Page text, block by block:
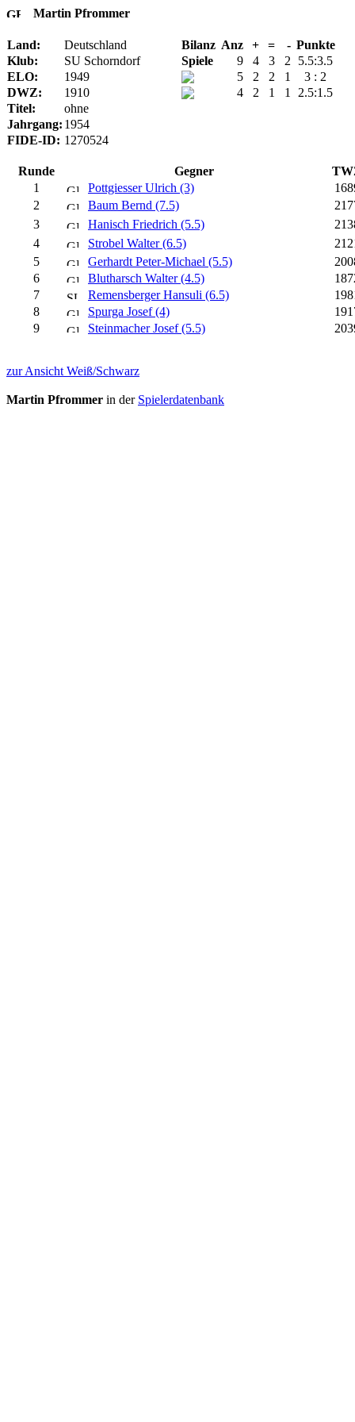
Martin Pfrommer
Land: Deutschland Bilanz Anz + = - Punkte
Klub:
SU Schorndorf Spiele 9 4 3 2
5.5:3.5
ELO:
1949 5 2 2 1
3 : 2
DWZ:
1910 4 2 1 1
2.5:1.5
Titel:
ohne
Jahrgang: 1954
FIDE-ID: 1270524
Runde Gegner
1
Pottgiesser Ulrich (3)
2
Baum Bernd (7.5)
3
Hanisch Friedrich (5.5)
4
Strobel Walter (6.5)
5
Gerhardt Peter-Michael (5.5)
6
Blutharsch Walter (4.5)
7
Remensberger Hansuli (6.5)
8
Spurga Josef (4)
9
Steinmacher Josef (5.5)
zur Ansicht Weiß/Schwarz
Martin Pfrommer in der Spielerdatenbank